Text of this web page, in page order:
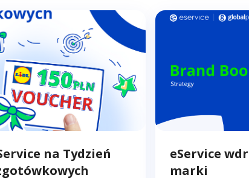
na Tydzień
eService
marki